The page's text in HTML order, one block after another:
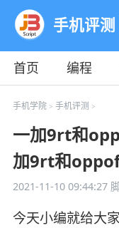
手机评测
首页 编程
教程
平面
手机学院> 手机评测 >
一加9rt和
加9rt和
2021-11-10 09:44:27
今天小编就给大